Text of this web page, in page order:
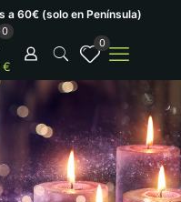
a 60€ (solo en Península)
0
€
0